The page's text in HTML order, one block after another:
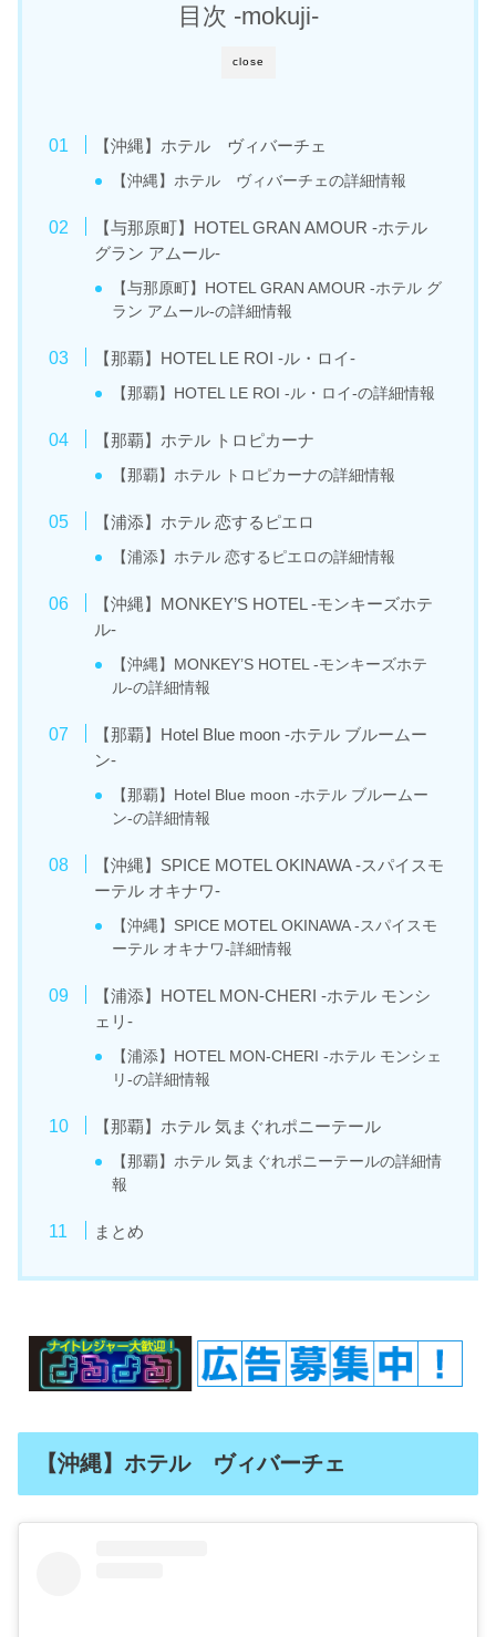
close
目次 -mokuji-
【沖縄】ホテル ヴィバーチェ
【沖縄】ホテル ヴィバーチェの詳細情報
【与那原町】HOTEL GRAN AMOUR -ホテル
グラン アムール-
【与那原町】HOTEL GRAN AMOUR -ホテル グ
ラン アムール-の詳細情報
【那覇】HOTEL LE ROI -ル・ロイ-
【那覇】HOTEL LE ROI -ル・ロイ-の詳細情報
【那覇】ホテル トロピカーナ
【那覇】ホテル トロピカーナの詳細情報
【浦添】ホテル 恋するピエロ
【浦添】ホテル 恋するピエロの詳細情報
【沖縄】MONKEY’S HOTEL -モンキーズホテ
ル-
【沖縄】MONKEY’S HOTEL -モンキーズホテ
ル-の詳細情報
【那覇】Hotel Blue moon -ホテル ブルームー
ン-
【那覇】Hotel Blue moon -ホテル ブルームー
ン-の詳細情報
【沖縄】SPICE MOTEL OKINAWA -スパイスモ
ーテル オキナワ-
【沖縄】SPICE MOTEL OKINAWA -スパイスモ
ーテル オキナワ-詳細情報
【浦添】HOTEL MON-CHERI -ホテル モンシ
ェリ-
【浦添】HOTEL MON-CHERI -ホテル モンシェ
リ-の詳細情報
【那覇】ホテル 気まぐれポニーテール
【那覇】ホテル 気まぐれポニーテールの詳細情
報
まとめ
【沖縄】ホテル ヴィバーチェ